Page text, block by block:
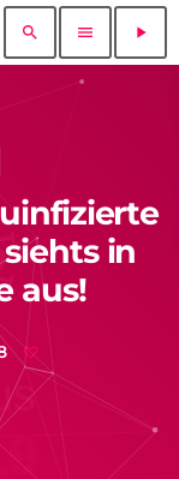
search menu play_arrow
in
aus!